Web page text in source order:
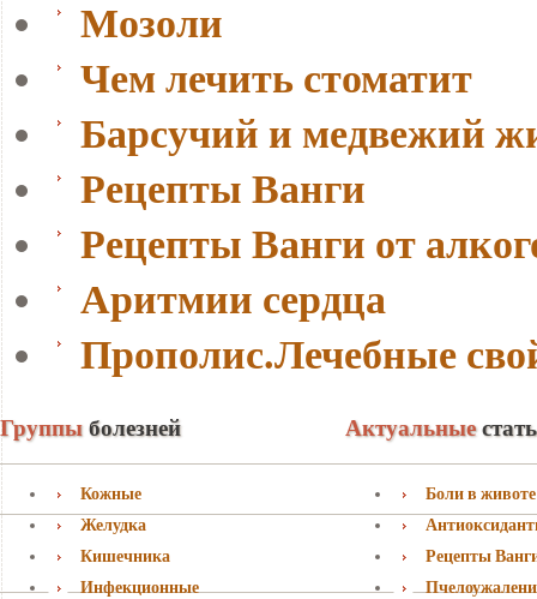
Мозоли
Чем лечить стоматит
Барсучий и медвежий
Рецепты Ванги
Рецепты Ванги от
Аритмии сердца
Прополис.Лечебные
Группы болезней
Кожные
Желудка
Кишечника
Инфекционные
Актуальные
Боли в животе
Рецепты